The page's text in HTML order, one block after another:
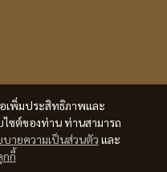
เพิ่มประสิทธิภาพและ
ซต์ของท่าน ท่านสามารถ
บายความเป็นส่วนตัว และ
กกี้